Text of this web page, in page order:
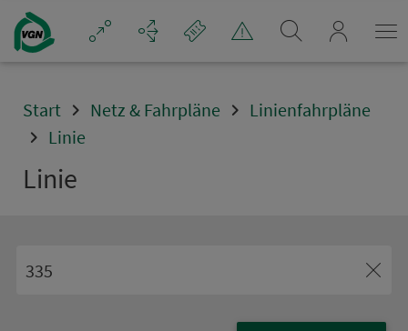
Navigation überspringen
Start Netz & Fahrpläne
Linienfahrpläne
Linie
Linie